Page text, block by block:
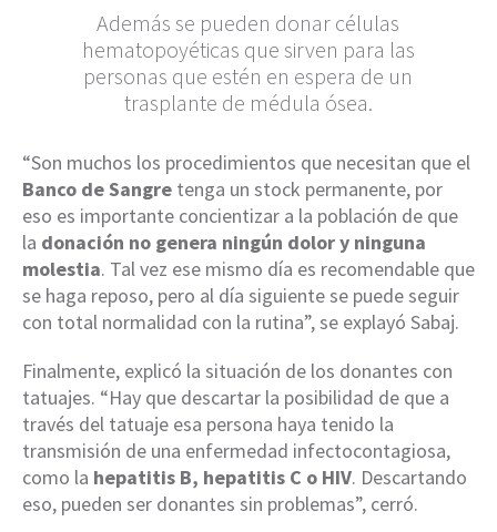
Además se pueden donar células
hematopoyéticas que sirven para las
personas que estén en espera de un
trasplante de médula ósea.
“Son muchos los procedimientos que necesitan que el
Banco de Sangre tenga un stock permanente, por
eso es importante concientizar a la población de que
la donación no genera ningún dolor y ninguna
molestia. Tal vez ese mismo día es recomendable que
se haga reposo, pero al día siguiente se puede seguir
con total normalidad con la rutina”, se explayó Sabaj.
Finalmente, explicó la situación de los donantes con
tatuajes. “Hay que descartar la posibilidad de que a
través del tatuaje esa persona haya tenido la
transmisión de una enfermedad infectocontagiosa,
como la hepatitis B, hepatitis C o HIV. Descartando
eso, pueden ser donantes sin problemas”, cerró.